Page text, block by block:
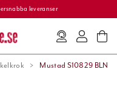
leveranser
Mustad S10829 BLN